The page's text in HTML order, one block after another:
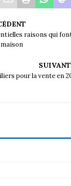
raisons qui
SUIVANT
pour la vente en